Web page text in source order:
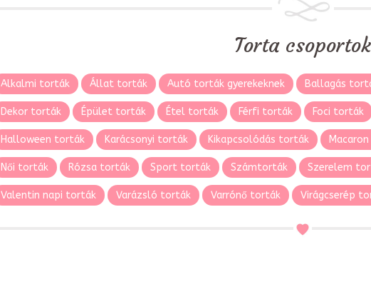
Torta csoportok
Alkalmi torták Állat torták Autó torták gyerekeknek Ballagás
Dekor torták Épület torták Étel torták Férfi torták Foci torták
Halloween torták Karácsonyi torták Kikapcsolódás torták
Női torták Rózsa torták Sport torták Számtorták Szerelem
Valentin napi torták Varázsló torták Varrónő torták Virágcserép